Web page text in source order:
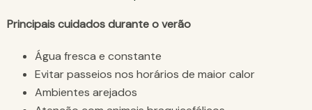
Principais cuidados durante o verão
Água fresca e constante
Evitar passeios nos horários de maior calor
Ambientes arejados